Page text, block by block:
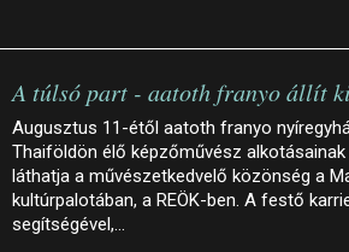
A túlsó part - aatoth franyo állít
Augusztus 11-étől aatoth franyo
Thaiföldön élő képzőművész
láthatja a művészetkedvelő közönség a
kultúrpalotában, a REÖK-ben. A festő
segítségével,…